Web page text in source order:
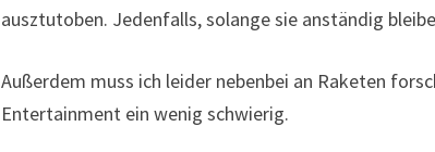
ausztutoben. Jedenfalls, solange sie anständig
Außerdem muss ich leider nebenbei an Raketen
Entertainment ein wenig schwierig.